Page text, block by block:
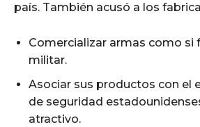
país. También acusó a los
Comercializar armas como si
militar.
Asociar sus productos con el
de seguridad
atractivo.